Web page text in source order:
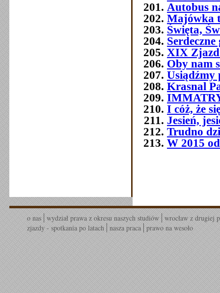
Autobus
Majówka
Święta,
XIX
Oby nam
Usiądźmy
Krasnal
I cóż, że
Jesień,
Trudno
W 2015
o nas wydział prawa z okresu naszych studiów wrocław z drugiej
zjazdy - spotkania po latach nasza praca prawo na wesoło